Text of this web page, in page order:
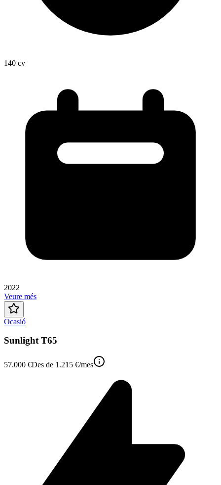
140 cv
2022
Veure més
Ocasió
Sunlight T65
57.000 €Des de 1.215 €/mes